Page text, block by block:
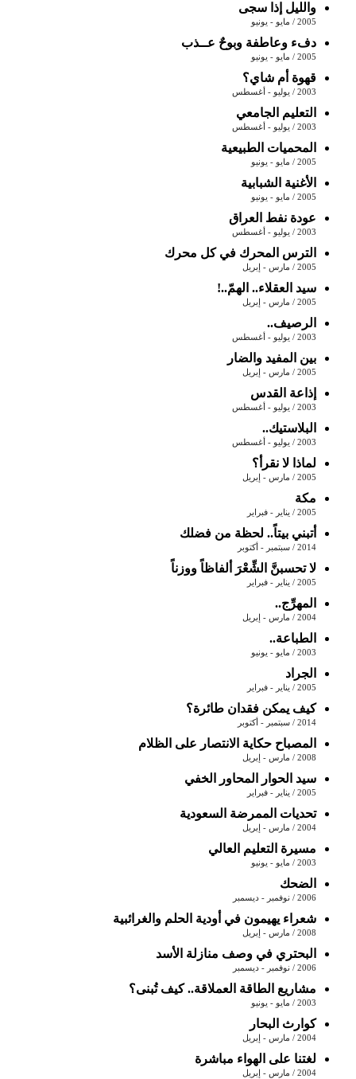
والليل إذا سجى
2005 / مايو - يونيو
دفء وعاطفة وبوحٌ عــذب
2005 / مايو - يونيو
قهوة أم شاي؟
2003 / يوليو - أغسطس
التعليم الجامعي
2003 / يوليو - أغسطس
المحميات الطبيعية
2005 / مايو - يونيو
الأغنية الشبابية
2005 / مايو - يونيو
عودة نفط العراق
2003 / يوليو - أغسطس
الترس المحرك في كل محرك
2005 / مارس - إبريل
سيد العقلاء.. الهمّ..!
2005 / مارس - إبريل
الرصيف..
2003 / يوليو - أغسطس
بين المفيد والضار
2005 / مارس - إبريل
إذاعة القدس
2003 / يوليو - أغسطس
البلاستيك..
2003 / يوليو - أغسطس
لماذا لا نقرأ؟
2005 / مارس - إبريل
مكة
2005 / يناير - فبراير
أتبني بيتاً.. لحظة من فضلك
2014 / سبتمبر - أكتوبر
لا تحسبنَّ الشِّعْرَ ألفاظاً ووزناً
2005 / يناير - فبراير
المهرِّج..
2004 / مارس - إبريل
الطباعة..
2003 / مايو - يونيو
الجراد
2005 / يناير - فبراير
كيف يمكن فقدان طائرة؟
2014 / سبتمبر - أكتوبر
المصباح حكاية الانتصار على الظلام
2008 / مارس - إبريل
سيد الحوار المحاور الخفي
2005 / يناير - فبراير
تحديات الممرضة السعودية
2004 / مارس - إبريل
مسيرة التعليم العالي
2003 / مايو - يونيو
الضحك
2006 / نوفمبر - ديسمبر
شعراء يهيمون في أودية الحلم والغرائبية
2008 / مارس - إبريل
البحتري في وصف منازلة الأسد
2006 / نوفمبر - ديسمبر
مشاريع الطاقة العملاقة.. كيف تُبنى؟
2003 / مايو - يونيو
كوارث البحار
2004 / مارس - إبريل
لغتنا على الهواء مباشرة
2004 / مارس - إبريل